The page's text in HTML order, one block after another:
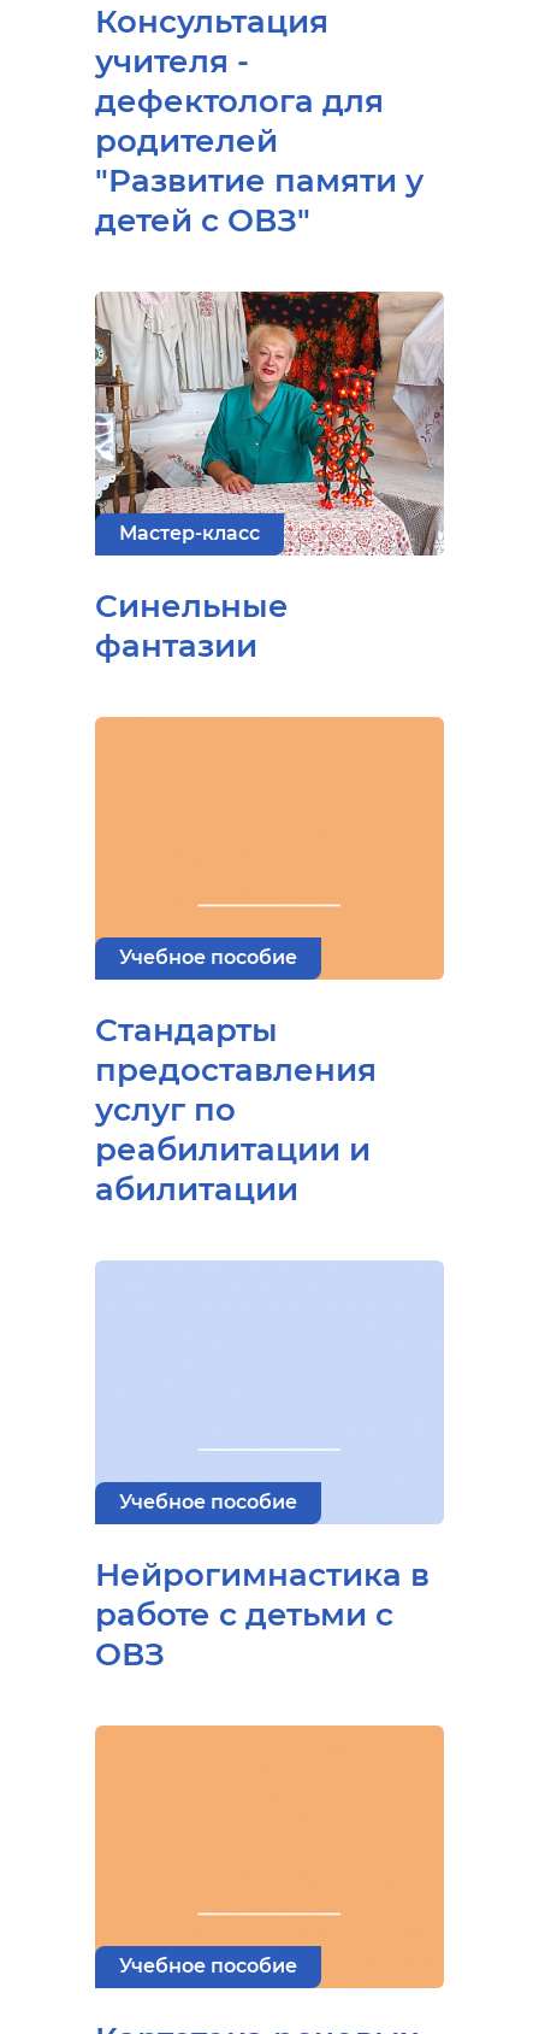
Консультация
учителя -
дефектолога для
родителей
"Развитие памяти у
детей с ОВЗ"
Мастер-класс
Синельные
фантазии
Учебное пособие
Стандарты
предоставления
услуг по
реабилитации и
абилитации
Учебное пособие
Нейрогимнастика в
работе с детьми с
ОВЗ
Учебное пособие